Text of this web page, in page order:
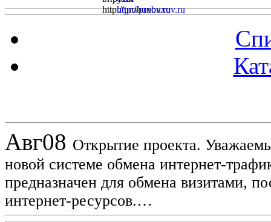
Авг08 Открытие проекта.
новой системе обмена интернет-
предназначен для обмена визитами,
интернет-ресурсов.…